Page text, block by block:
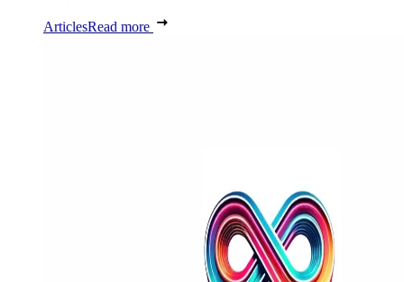
ArticlesRead more